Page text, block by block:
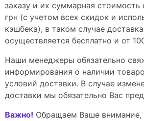
заказу и их суммарная стоимость
грн (с учетом всех скидок и
кэшбека), в таком случае
осуществляется бесплатно и от
Наши менеджеры обязательно
информирования о наличии
условий доставки. В случае
доставки мы обязательно Вас
Важно! Обращаем Ваше внимание,